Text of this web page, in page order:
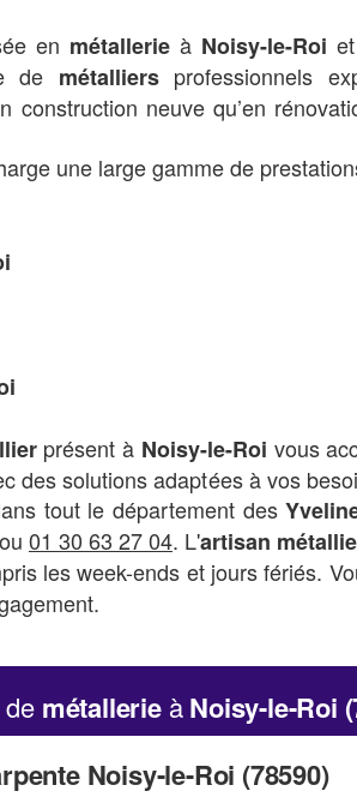
en métallerie à Noisy-le-Roi
de métalliersprofessionnels
neuve qu’en
une large gamme de
présent à Noisy-le-Roi vous
des solutions adaptées à vos
tout le département des
ou 01 30 63 27 04. L'artisan
les week-ends et jours fériés.
métallerieàNoisy-le-Roi
Noisy-le-Roi (78590)